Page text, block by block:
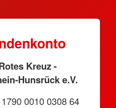
Kreuz -
Hunsrück e.V.
0010 0308 64